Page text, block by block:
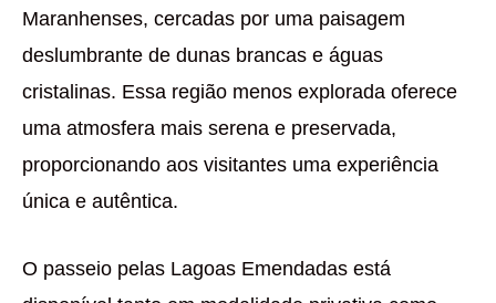
Maranhenses, cercadas por uma paisagem
deslumbrante de dunas brancas e águas
cristalinas. Essa região menos explorada oferece
uma atmosfera mais serena e preservada,
proporcionando aos visitantes uma experiência
única e autêntica.
O passeio pelas Lagoas Emendadas está